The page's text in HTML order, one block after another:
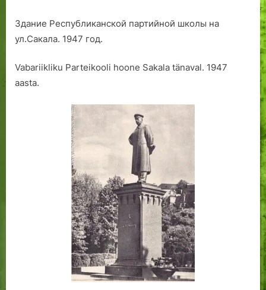
Здание Республиканской партийной школы на
ул.Сакала. 1947 год.
Vabariikliku Parteikooli hoone Sakala tänaval. 1947
aasta.